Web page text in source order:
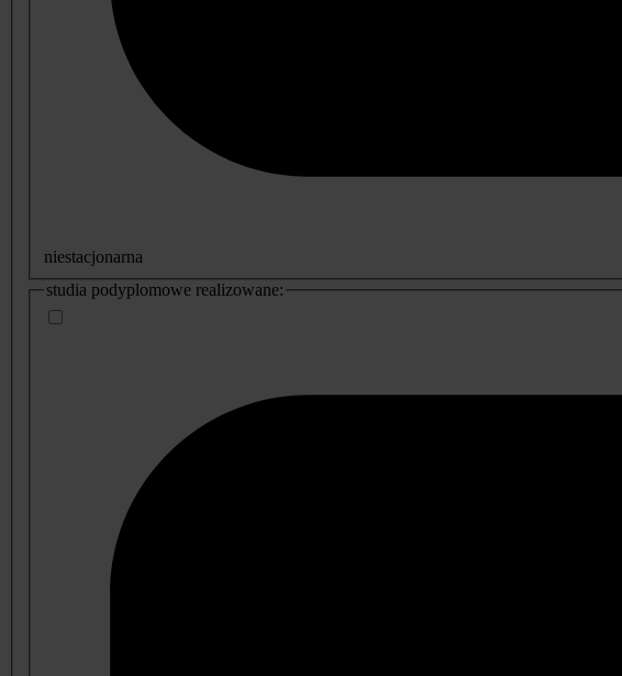
niestacjonarna
studia podyplomowe realizowane: